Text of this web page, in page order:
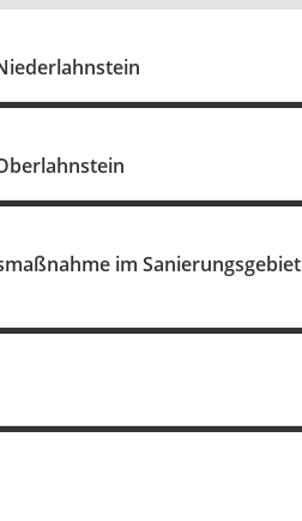
im Sanierungsgebiet